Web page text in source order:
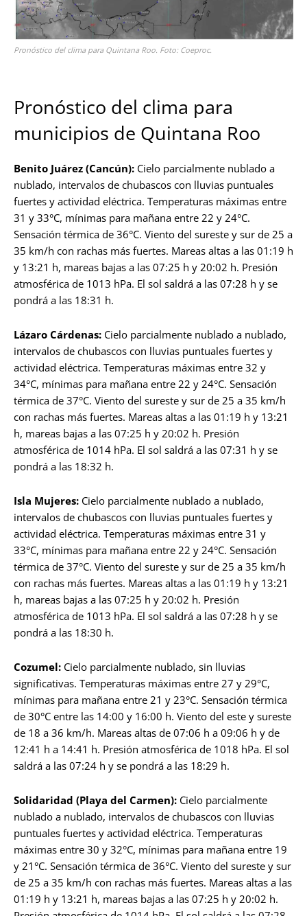
Pronóstico del clima para Quintana Roo. Foto: Coeproc.
Pronóstico del clima para
municipios de Quintana Roo
Benito Juárez (Cancún): Cielo parcialmente nublado a
nublado, intervalos de chubascos con lluvias puntuales
fuertes y actividad eléctrica. Temperaturas máximas entre
31 y 33°C, mínimas para mañana entre 22 y 24°C.
Sensación térmica de 36°C. Viento del sureste y sur de 25 a
35 km/h con rachas más fuertes. Mareas altas a las 01:19 h
y 13:21 h, mareas bajas a las 07:25 h y 20:02 h. Presión
atmosférica de 1013 hPa. El sol saldrá a las 07:28 h y se
pondrá a las 18:31 h.
Lázaro Cárdenas: Cielo parcialmente nublado a nublado,
intervalos de chubascos con lluvias puntuales fuertes y
actividad eléctrica. Temperaturas máximas entre 32 y
34°C, mínimas para mañana entre 22 y 24°C. Sensación
térmica de 37°C. Viento del sureste y sur de 25 a 35 km/h
con rachas más fuertes. Mareas altas a las 01:19 h y 13:21
h, mareas bajas a las 07:25 h y 20:02 h. Presión
atmosférica de 1014 hPa. El sol saldrá a las 07:31 h y se
pondrá a las 18:32 h.
Isla Mujeres: Cielo parcialmente nublado a nublado,
intervalos de chubascos con lluvias puntuales fuertes y
actividad eléctrica. Temperaturas máximas entre 31 y
33°C, mínimas para mañana entre 22 y 24°C. Sensación
térmica de 37°C. Viento del sureste y sur de 25 a 35 km/h
con rachas más fuertes. Mareas altas a las 01:19 h y 13:21
h, mareas bajas a las 07:25 h y 20:02 h. Presión
atmosférica de 1013 hPa. El sol saldrá a las 07:28 h y se
pondrá a las 18:30 h.
Cozumel: Cielo parcialmente nublado, sin lluvias
significativas. Temperaturas máximas entre 27 y 29°C,
mínimas para mañana entre 21 y 23°C. Sensación térmica
de 30°C entre las 14:00 y 16:00 h. Viento del este y sureste
de 18 a 36 km/h. Mareas altas de 07:06 h a 09:06 h y de
12:41 h a 14:41 h. Presión atmosférica de 1018 hPa. El sol
saldrá a las 07:24 h y se pondrá a las 18:29 h.
Solidaridad (Playa del Carmen): Cielo parcialmente
nublado a nublado, intervalos de chubascos con lluvias
puntuales fuertes y actividad eléctrica. Temperaturas
máximas entre 30 y 32°C, mínimas para mañana entre 19
y 21°C. Sensación térmica de 36°C. Viento del sureste y sur
de 25 a 35 km/h con rachas más fuertes. Mareas altas a las
01:19 h y 13:21 h, mareas bajas a las 07:25 h y 20:02 h.